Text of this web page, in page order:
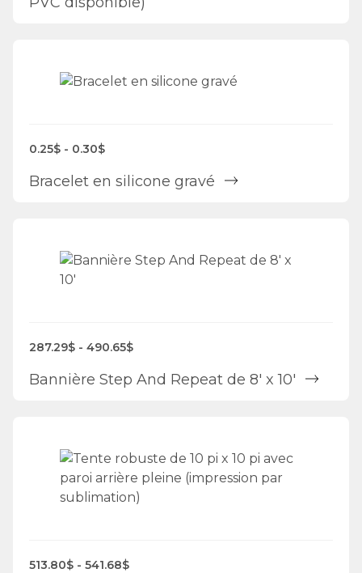
0.25$ - 0.30$
Bracelet en silicone gravé
287.29$ - 490.65$
Bannière Step And Repeat de 8' x 10'
513.80$ - 541.68$